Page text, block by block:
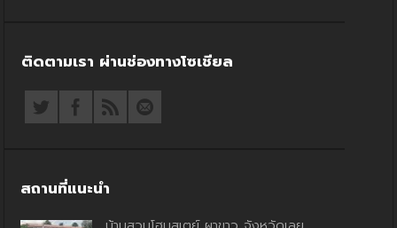
ติดตามเรา ผ่านช่องทางโซเชียล
สถานที่แนะนำ